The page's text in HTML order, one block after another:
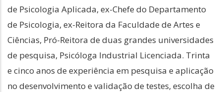
de Psicologia Aplicada, ex-Chefe do Departamento
de Psicologia, ex-Reitora da Faculdade de Artes e
Ciências, Pró-Reitora de duas grandes universidades
de pesquisa, Psicóloga Industrial Licenciada. Trinta
e cinco anos de experiência em pesquisa e aplicação
no desenvolvimento e validação de testes, escolha de